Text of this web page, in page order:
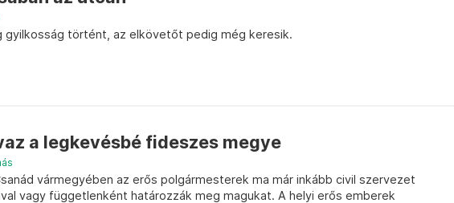
gyilkosság történt, az elkövetőt pedig még keresik.
a legkevésbé fideszes megye
vármegyében az erős polgármesterek ma már inkább civil szervezet
vagy függetlenként határozzák meg magukat. A helyi erős emberek